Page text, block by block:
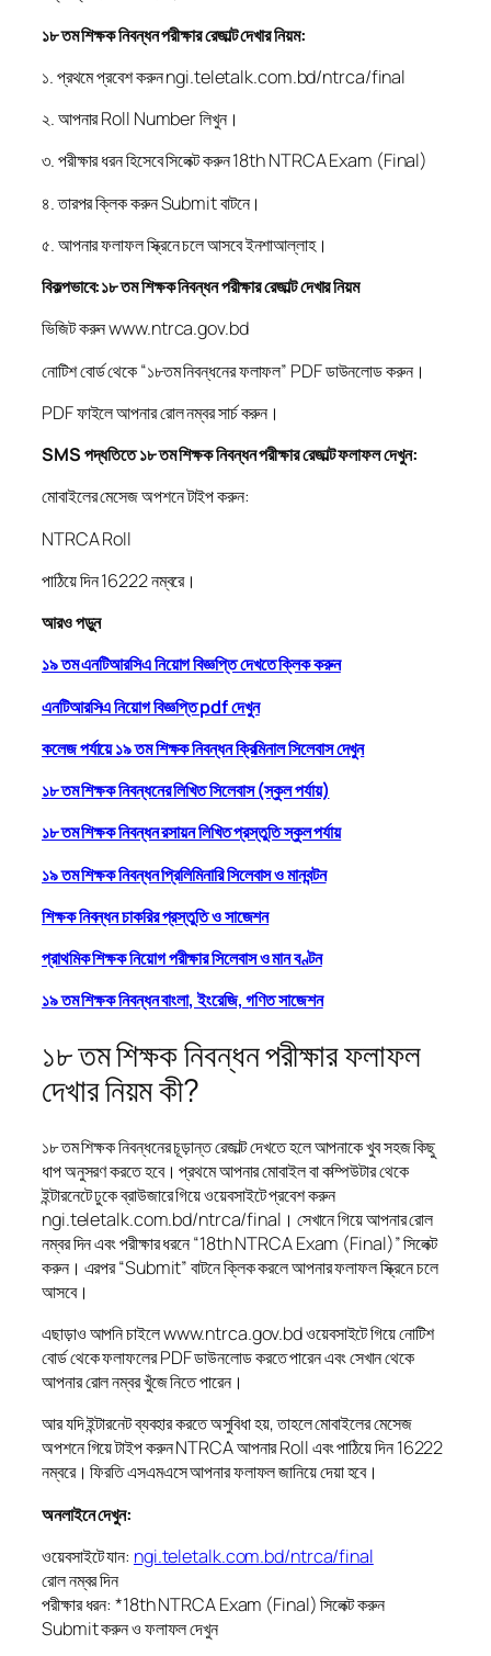
১৮ তম শিক্ষক নিবন্ধন পরীক্ষার রেজাল্ট দেখার নিয়ম:
১. প্রথমে প্রবেশ করুন ngi.teletalk.com.bd/ntrca/final
২. আপনার Roll Number লিখুন।
৩. পরীক্ষার ধরন হিসেবে সিলেক্ট করুন 18th NTRCA Exam (Final)
৪. তারপর ক্লিক করুন Submit বাটনে।
৫. আপনার ফলাফল স্ক্রিনে চলে আসবে ইনশাআল্লাহ।
বিকল্পভাবে:১৮ তম শিক্ষক নিবন্ধন পরীক্ষার রেজাল্ট দেখার নিয়ম
ভিজিট করুন www.ntrca.gov.bd
নোটিশ বোর্ড থেকে “১৮তম নিবন্ধনের ফলাফল” PDF ডাউনলোড করুন।
PDF ফাইলে আপনার রোল নম্বর সার্চ করুন।
SMS পদ্ধতিতে ১৮ তম শিক্ষক নিবন্ধন পরীক্ষার রেজাল্ট ফলাফল দেখুন:
মোবাইলের মেসেজ অপশনে টাইপ করুন:
NTRCA Roll
পাঠিয়ে দিন 16222 নম্বরে।
আরও পড়ুন
১৯ তম এনটিআরসিএ নিয়োগ বিজ্ঞপ্তি দেখতে ক্লিক করুন
এনটিআরসিএ নিয়োগ বিজ্ঞপ্তি pdf দেখুন
কলেজ পর্যায়ে ১৯ তম শিক্ষক নিবন্ধন ক্রিমিনাল সিলেবাস দেখুন
১৮ তম শিক্ষক নিবন্ধনের লিখিত সিলেবাস (স্কুল পর্যায়)
১৮ তম শিক্ষক নিবন্ধন রসায়ন লিখিত প্রস্তুতি স্কুল পর্যায়
১৯ তম শিক্ষক নিবন্ধন প্রিলিমিনারি সিলেবাস ও মানবন্টন
শিক্ষক নিবন্ধন চাকরির প্রস্তুতি ও সাজেশন
প্রাথমিক শিক্ষক নিয়োগ পরীক্ষার সিলেবাস ও মান বণ্টন
১৯ তম শিক্ষক নিবন্ধন বাংলা, ইংরেজি, গণিত সাজেশন
১৮ তম শিক্ষক নিবন্ধন পরীক্ষার ফলাফল
দেখার নিয়ম কী?
১৮ তম শিক্ষক নিবন্ধনের চূড়ান্ত রেজাল্ট দেখতে হলে আপনাকে খুব সহজ কিছু
ধাপ অনুসরণ করতে হবে। প্রথমে আপনার মোবাইল বা কম্পিউটার থেকে
ইন্টারনেটে ঢুকে ব্রাউজারে গিয়ে ওয়েবসাইটে প্রবেশ করুন
ngi.teletalk.com.bd/ntrca/final। সেখানে গিয়ে আপনার রোল
নম্বর দিন এবং পরীক্ষার ধরনে “18th NTRCA Exam (Final)” সিলেক্ট
করুন। এরপর “Submit” বাটনে ক্লিক করলে আপনার ফলাফল স্ক্রিনে চলে
আসবে।
এছাড়াও আপনি চাইলে www.ntrca.gov.bd ওয়েবসাইটে গিয়ে নোটিশ
বোর্ড থেকে ফলাফলের PDF ডাউনলোড করতে পারেন এবং সেখান থেকে
আপনার রোল নম্বর খুঁজে নিতে পারেন।
আর যদি ইন্টারনেট ব্যবহার করতে অসুবিধা হয়, তাহলে মোবাইলের মেসেজ
অপশনে গিয়ে টাইপ করুন NTRCA আপনার Roll এবং পাঠিয়ে দিন 16222
নম্বরে। ফিরতি এসএমএসে আপনার ফলাফল জানিয়ে দেয়া হবে।
অনলাইনে দেখুন:
ওয়েবসাইটে যান: ngi.teletalk.com.bd/ntrca/final
রোল নম্বর দিন
পরীক্ষার ধরন: *18th NTRCA Exam (Final) সিলেক্ট করুন
Submit করুন ও ফলাফল দেখুন